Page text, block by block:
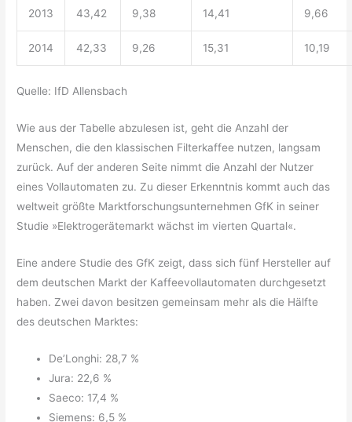
2013 43,42 9,38 14,41 9,66
2014 42,33 9,26 15,31 10,19
Quelle: IfD Allensbach
Wie aus der Tabelle abzulesen ist, geht die Anzahl der
Menschen, die den klassischen Filterkaffee nutzen, langsam
zurück. Auf der anderen Seite nimmt die Anzahl der Nutzer
eines Vollautomaten zu. Zu dieser Erkenntnis kommt auch das
weltweit größte Marktforschungsunternehmen GfK in seiner
Studie »Elektrogerätemarkt wächst im vierten Quartal«.
Eine andere Studie des GfK zeigt, dass sich fünf Hersteller auf
dem deutschen Markt der Kaffeevollautomaten durchgesetzt
haben. Zwei davon besitzen gemeinsam mehr als die Hälfte
des deutschen Marktes:
De’Longhi: 28,7 %
Jura: 22,6 %
Saeco: 17,4 %
Siemens: 6,5 %